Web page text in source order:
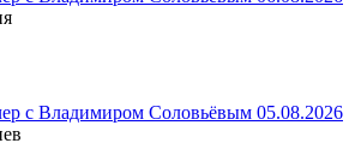
с Владимиром Соловьёвым 05.08.2026